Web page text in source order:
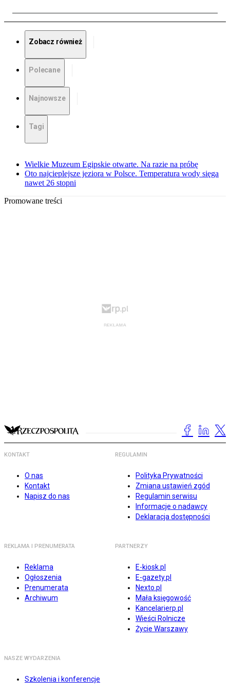
Zobacz również
Polecane
Najnowsze
Tagi
Wielkie Muzeum Egipskie otwarte. Na razie na próbę
Oto najcieplejsze jeziora w Polsce. Temperatura wody sięga
nawet 26 stopni
Promowane treści
KONTAKT
O nas
Kontakt
Napisz do nas
REGULAMIN
Polityka Prywatności
Zmiana ustawień zgód
Regulamin serwisu
Informacje o nadawcy
Deklaracja dostępności
REKLAMA I PRENUMERATA
Reklama
Ogłoszenia
Prenumerata
Archiwum
PARTNERZY
E-kiosk.pl
E-gazety.pl
Nexto.pl
Mała księgowość
Kancelarierp.pl
Wieści Rolnicze
Życie Warszawy
NASZE WYDARZENIA
Szkolenia i konferencje